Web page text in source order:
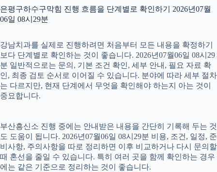
은평구하수구막힘 진행 흐름을 단계별로 확인하기 2026년07월
06일 08시29분
강남치과를 실제로 진행하려면 처음부터 모든 내용을 확정하기
보다 단계별로 확인하는 것이 좋습니다. 2026년07월06일 08시29
분 일반적으로는 문의, 기본 조건 확인, 세부 안내, 필요 자료 확
인, 최종 검토 순서로 이어질 수 있습니다. 분야에 따라 세부 절차
는 다르지만, 현재 단계에서 무엇을 확인해야 하는지 아는 것이
중요합니다.
부산흥신소 진행 중에는 안내받은 내용을 간단히 기록해 두는 것
도 도움이 됩니다. 2026년07월06일 08시29분 비용, 조건, 일정, 준
비사항, 주의사항을 따로 정리하면 이후 비교하거나 다시 문의할
때 혼선을 줄일 수 있습니다. 특히 여러 곳을 함께 확인하는 경우
에는 같은 기준으로 정리하는 것이 좋습니다.